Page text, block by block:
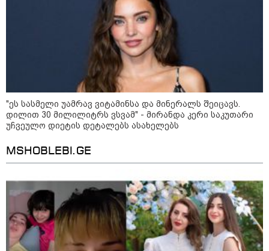
ირანის უსაფრთხოების
სამსახურის ხელმძღვანელი
ჰორმუზის სრუტის გახსნამდე აშშ-
ს მოთხოვნებს უყენებს
ტარიელ კაკაბაძე - ნატა
სიახლეს, დაიდება პირველი
ოფიციალურად ცნობენ
დაზარალებულად
ყვარელში თვითნებურად
მოწყობილ ავტორბოლაზე
არასრულწლოვნის დაღუპვის
საქმეზე ორ პირს ბრალი
წარედგინა
"ეს სასმელი უამრავ ვიტამინსა და მინერალს შეიცავს.
დილით 30 მილილიტრს ვსვამ" - მირანდა კერი საკუთარი
უჩვეულო დიეტის დეტალებს ასახელებს
MSHOBLEBI.GE